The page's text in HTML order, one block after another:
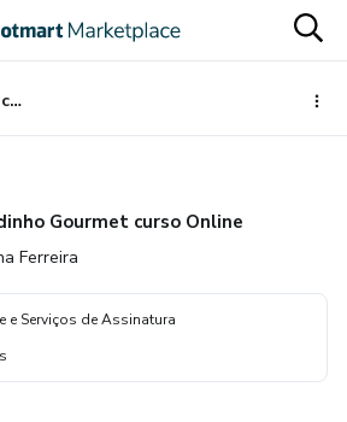
Geladinho Gourmet curso Online
Gourmet curso Online
Ferreira
e Serviços de Assinatura